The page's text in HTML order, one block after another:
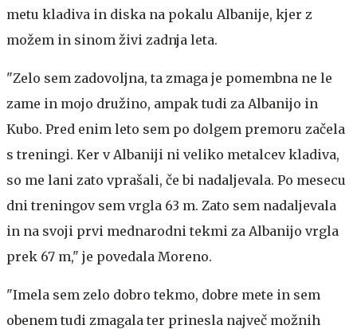
metu kladiva in diska na pokalu Albanije, kjer z
možem in sinom živi zadnja leta.
"Zelo sem zadovoljna, ta zmaga je pomembna ne le
zame in mojo družino, ampak tudi za Albanijo in
Kubo. Pred enim leto sem po dolgem premoru začela
s treningi. Ker v Albaniji ni veliko metalcev kladiva,
so me lani zato vprašali, če bi nadaljevala. Po mesecu
dni treningov sem vrgla 63 m. Zato sem nadaljevala
in na svoji prvi mednarodni tekmi za Albanijo vrgla
prek 67 m," je povedala Moreno.
"Imela sem zelo dobro tekmo, dobre mete in sem
obenem tudi zmagala ter prinesla največ možnih